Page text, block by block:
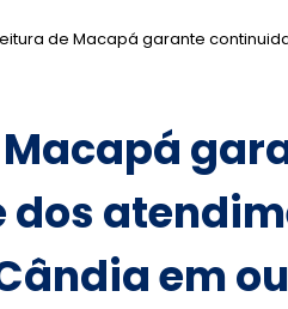
de Macapá garante continuidade dos
em